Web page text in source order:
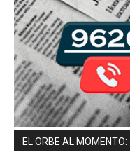
EL ORBE AL MOMENTO: